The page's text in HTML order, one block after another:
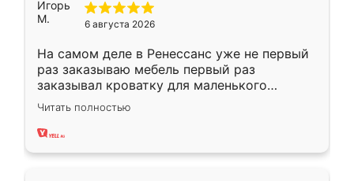
6 августа 2026
На самом деле в Ренессанс уже не первый
раз заказываю мебель первый раз
заказывал кроватку для маленького
ребёнка при его рождении ,во второй раз
заказал шкаф-купе. По качеству очень
хорошее сборка достаточно быстрая,
Читать полностью